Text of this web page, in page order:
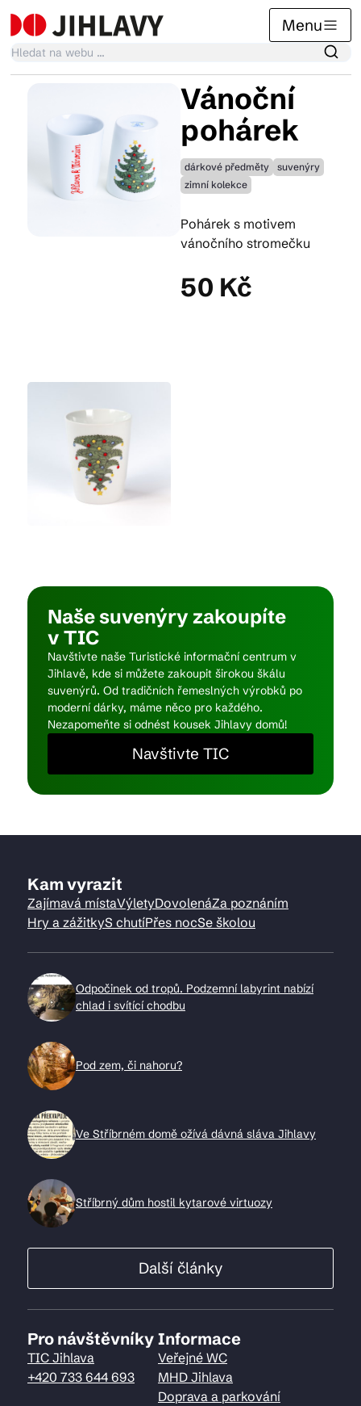
Menu
Kalendář akcí
Tradiční akce
Kam vyrazit
© 2026 Brána Jihlavy
Vánoční
pohárek
dárkové předměty
suvenýry
zimní kolekce
Pohárek s motivem
vánočního stromečku
50 Kč
Naše suvenýry zakoupíte
v TIC
Navštivte naše Turistické informační centrum v
Jihlavě, kde si můžete zakoupit širokou škálu
suvenýrů. Od tradičních řemeslných výrobků po
moderní dárky, máme něco pro každého.
Nezapomeňte si odnést kousek Jihlavy domů!
Navštivte TIC
Kam vyrazit
Zajímavá místaVýletyDovolenáZa poznáním
Hry a zážitkyS chutíPřes nocSe školou
Odpočinek od tropů. Podzemní labyrint nabízí
chlad i svítící chodbu
Pod zem, či nahoru?
Ve Stříbrném domě ožívá dávná sláva Jihlavy
Stříbrný dům hostil kytarové virtuozy
Další články
Pro návštěvníky
TIC Jihlava
+420 733 644 693
Informace
Veřejné WC
MHD Jihlava
Doprava a parkování